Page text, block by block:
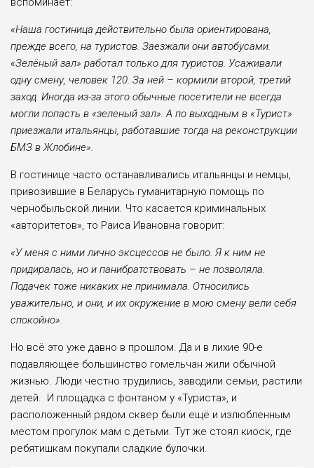
«Наша гостиница действительно была ориентирована,
прежде всего, на туристов. Заезжали они автобусами.
«Зелёный зал» работал только для туристов. Усаживали
одну смену, человек 120. За ней – кормили второй, третий
заход. Иногда из-за этого обычные посетители не всегда
могли попасть в «зеленый зал». А по выходным в «Турист»
приезжали итальянцы, работавшие тогда на реконструкции
БМЗ в Жлобине».
В гостинице часто останавливались итальянцы и немцы,
привозившие в Беларусь гуманитарную помощь по
чернобыльской линии. Что касается криминальных
«авторитетов», то Раиса Ивановна говорит:
«У меня с ними лично эксцессов не было. Я к ним не
придиралась, но и панибратствовать – не позволяла.
Подачек тоже никаких не принимала. Относились
уважительно, и они, и их окружение в мою смену вели себя
спокойно».
Но всё это уже давно в прошлом. Да и в лихие 90-е
подавляющее большинство гомельчан жили обычной
жизнью. Люди честно трудились, заводили семьи, растили
детей. И площадка с фонтаном у «Туриста», и
расположенный рядом сквер были ещё и излюбленным
местом прогулок мам с детьми. Тут же стоял киоск, где
ребятишкам покупали сладкие булочки.